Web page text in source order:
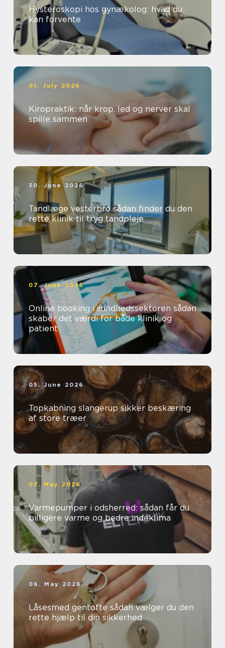
Hysteroskopi hos gynækolog: hvad du
kan forvente
01. July 2026
Kiropraktik: når krop, led og nerver skal
spille sammen
30. June 2026
Tandlæge vesterbro sådan finder du den
rette klinik til tryg tandpleje
07. June 2026
Online booking i sundhedssektoren sådan
skaber det værdi for både klinik og
patient
05. June 2026
Topkabning slangerup sikker beskæring
af store træer
07. May 2026
Varmepumper i odsherred: sådan får du
billigere varme og bedre indeklima
06. May 2026
Låsesmed gentofte sådan vælger du den
rette hjælp til din sikkerhed